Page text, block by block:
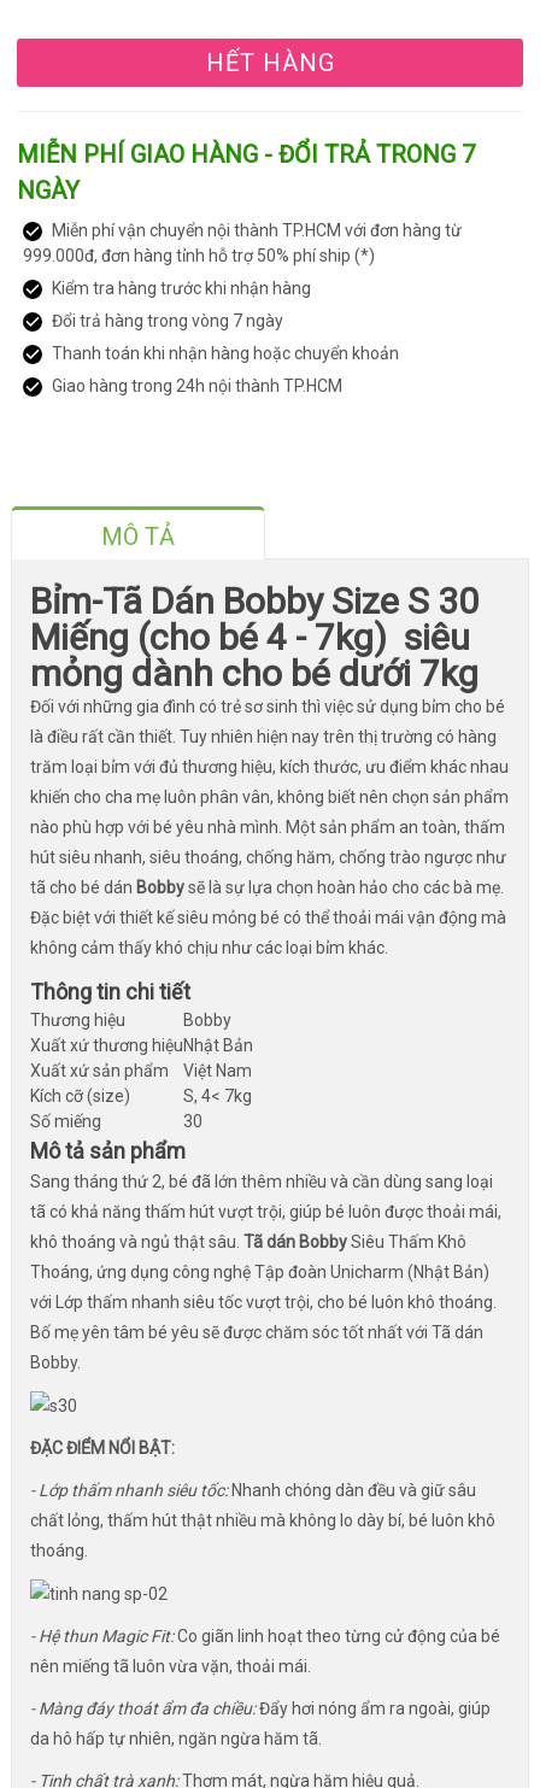
HẾT HÀNG
MIỄN PHÍ GIAO HÀNG - ĐỔI TRẢ TRONG 7
NGÀY
Miễn phí vận chuyển nội thành TP.HCM với đơn hàng từ
999.000đ, đơn hàng tỉnh hỗ trợ 50% phí ship (*)
Kiểm tra hàng trước khi nhận hàng
Đổi trả hàng trong vòng 7 ngày
Thanh toán khi nhận hàng hoặc chuyển khoản
Giao hàng trong 24h nội thành TP.HCM
MÔ TẢ
Bỉm-Tã Dán Bobby Size S 30
Miếng (cho bé 4 - 7kg) siêu
mỏng dành cho bé dưới 7kg
Đối với những gia đình có trẻ sơ sinh thì việc sử dụng bỉm cho bé
là điều rất cần thiết. Tuy nhiên hiện nay trên thị trường có hàng
trăm loại bỉm với đủ thương hiệu, kích thước, ưu điểm khác nhau
khiến cho cha mẹ luôn phân vân, không biết nên chọn sản phẩm
nào phù hợp với bé yêu nhà mình. Một sản phẩm an toàn, thấm
hút siêu nhanh, siêu thoáng, chống hăm, chống trào ngược như
tã cho bé dán Bobbysẽ là sự lựa chọn hoàn hảo cho các bà mẹ.
Đặc biệt với thiết kế siêu mỏng bé có thể thoải mái vận động mà
không cảm thấy khó chịu như các loại bỉm khác.
Thông tin chi tiết
Thương hiệu
Bobby
Xuất xứ thương hiệuNhật Bản
Xuất xứ sản phẩm
Việt Nam
Kích cỡ (size)
S, 4< 7kg
Số miếng
30
Mô tả sản phẩm
Sang tháng thứ 2, bé đã lớn thêm nhiều và cần dùng sang loại
tã có khả năng thấm hút vượt trội, giúp bé luôn được thoải mái,
khô thoáng và ngủ thật sâu. Tã dán BobbySiêu Thấm Khô
Thoáng, ứng dụng công nghệ Tập đoàn Unicharm (Nhật Bản)
với Lớp thấm nhanh siêu tốc vượt trội, cho bé luôn khô thoáng.
Bố mẹ yên tâm bé yêu sẽ được chăm sóc tốt nhất với Tã dán
Bobby.
ĐẶC ĐIỂM NỔI BẬT:
- Lớp thấm nhanh siêu tốc:Nhanh chóng dàn đều và giữ sâu
chất lỏng, thấm hút thật nhiều mà không lo dày bí, bé luôn khô
thoáng.
- Hệ thun Magic Fit:Co giãn linh hoạt theo từng cử động của bé
nên miếng tã luôn vừa vặn, thoải mái.
- Màng đáy thoát ẩm đa chiều:Đẩy hơi nóng ẩm ra ngoài, giúp
da hô hấp tự nhiên, ngăn ngừa hăm tã.
- Tinh chất trà xanh:Thơm mát, ngừa hăm hiệu quả.